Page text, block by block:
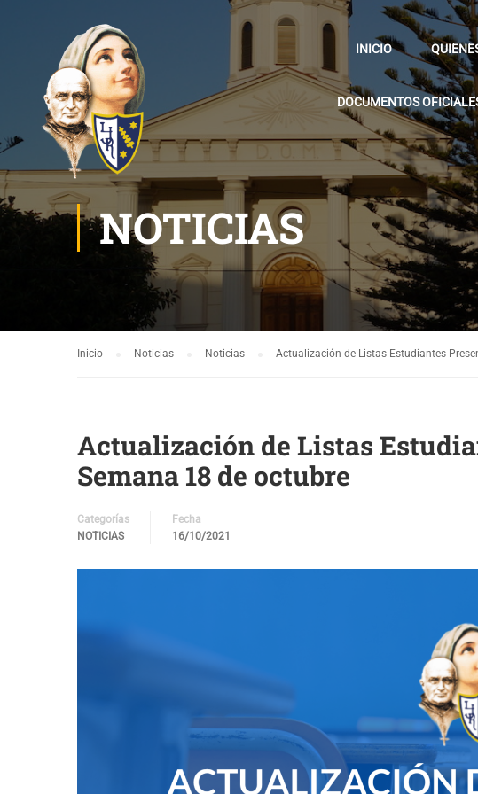
INICIO
DOCUMENTOS
NOTICIAS
Inicio Noticias Noticias Actualización de Listas Estudiantes
Actualización de Listas
Semana 18 de octubre
Categorías
NOTICIAS
Fecha
16/10/2021